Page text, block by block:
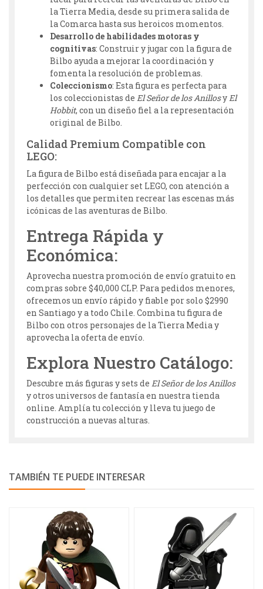
la Tierra Media, desde su primera salida de
la Comarca hasta sus heroicos momentos.
Desarrollo de habilidades motoras y
cognitivas: Construir y jugar con la figura de
Bilbo ayuda a mejorar la coordinación y
fomenta la resolución de problemas.
Coleccionismo: Esta figura es perfecta para
los coleccionistas de El Señor de los AnillosyEl
Hobbit, con un diseño fiel a la representación
original de Bilbo.
Calidad Premium Compatible con
LEGO:
La figura de Bilbo está diseñada para encajar a la
perfección con cualquier set LEGO, con atención a
los detalles que permiten recrear las escenas más
icónicas de las aventuras de Bilbo.
Entrega Rápida y
Económica:
Aprovecha nuestra promoción de envío gratuito en
compras sobre $40,000 CLP. Para pedidos menores,
ofrecemos un envío rápido y fiable por solo $2990
en Santiago y a todo Chile. Combina tu figura de
Bilbo con otros personajes de la Tierra Media y
aprovecha la oferta de envío.
Explora Nuestro Catálogo:
Descubre más figuras y sets de El Señor de los Anillos
y otros universos de fantasía en nuestra tienda
online. Amplía tu colección y lleva tu juego de
construcción a nuevas alturas.
TAMBIÉN TE PUEDE INTERESAR